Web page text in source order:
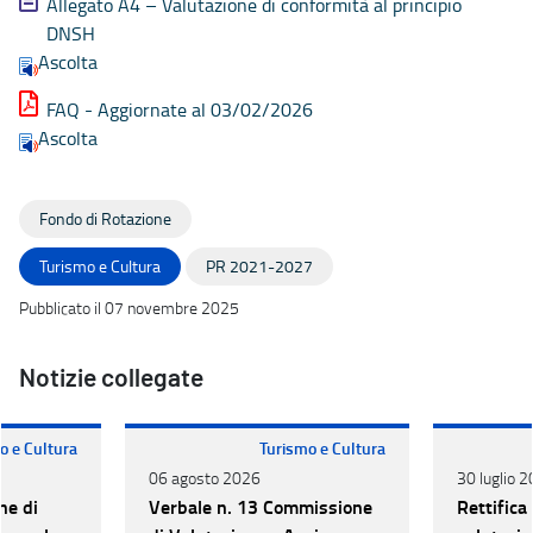
DNSH
Ascolta
FAQ - Aggiornate al 03/02/2026
Ascolta
Fondo di Rotazione
Turismo e Cultura
PR 2021-2027
Pubblicato il 07 novembre 2025
Notizie collegate
e Cultura
di
Turismo e Cultura
06 agosto 2026
Verbale n. 13 Commissione
30 luglio
Rettifica